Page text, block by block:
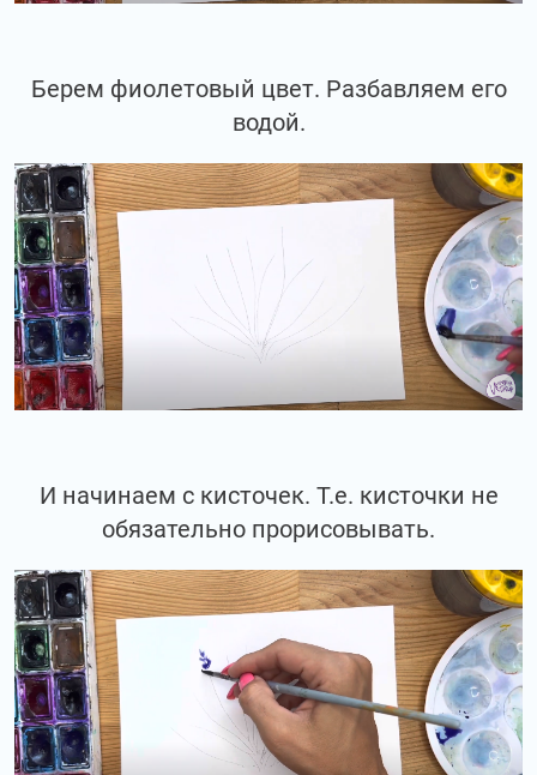
Берем фиолетовый цвет. Разбавляем его
водой.
И начинаем с кисточек. Т.е. кисточки не
обязательно прорисовывать.